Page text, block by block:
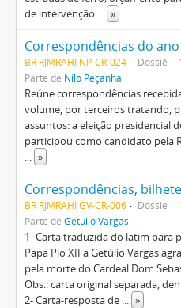
de intervenção ... »
Correspondências do
BR RJMRAHI NP-CR-024 Dossiê
Parte de Nilo Peçanha
Reúne correspondências
volume, por terceiros tratando,
assuntos: a eleição presidencial
participou como candidato pela
... »
BR RJMRAHI GV-CR-006 Dossiê
Parte de Getúlio Vargas
1- Carta traduzida do latim para
Papa Pio XII a Getúlio Vargas
pela morte do Cardeal Dom
Obs.: carta original separada,
2- Carta-resposta de ... »